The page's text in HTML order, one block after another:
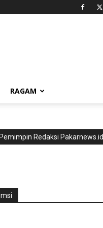
RAGAM
Pemimpin Redaksi Pakarnews.id